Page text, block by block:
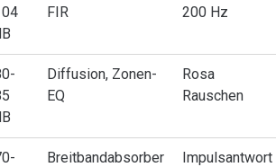
FIR
200 Hz
Diffusion, Zonen-
EQ
Rosa
Rauschen
Breitbandabsorber Impulsantwort